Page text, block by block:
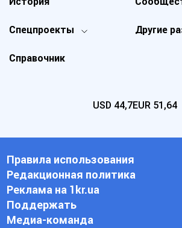
Спецпроекты Другие
Справочник
USD 44,7EUR 51,64
Правила использования
Редакционная политика
Реклама на 1kr.ua
Поддержать
Медиа-команда